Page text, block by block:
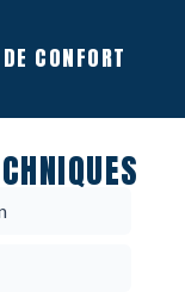
CONFORT